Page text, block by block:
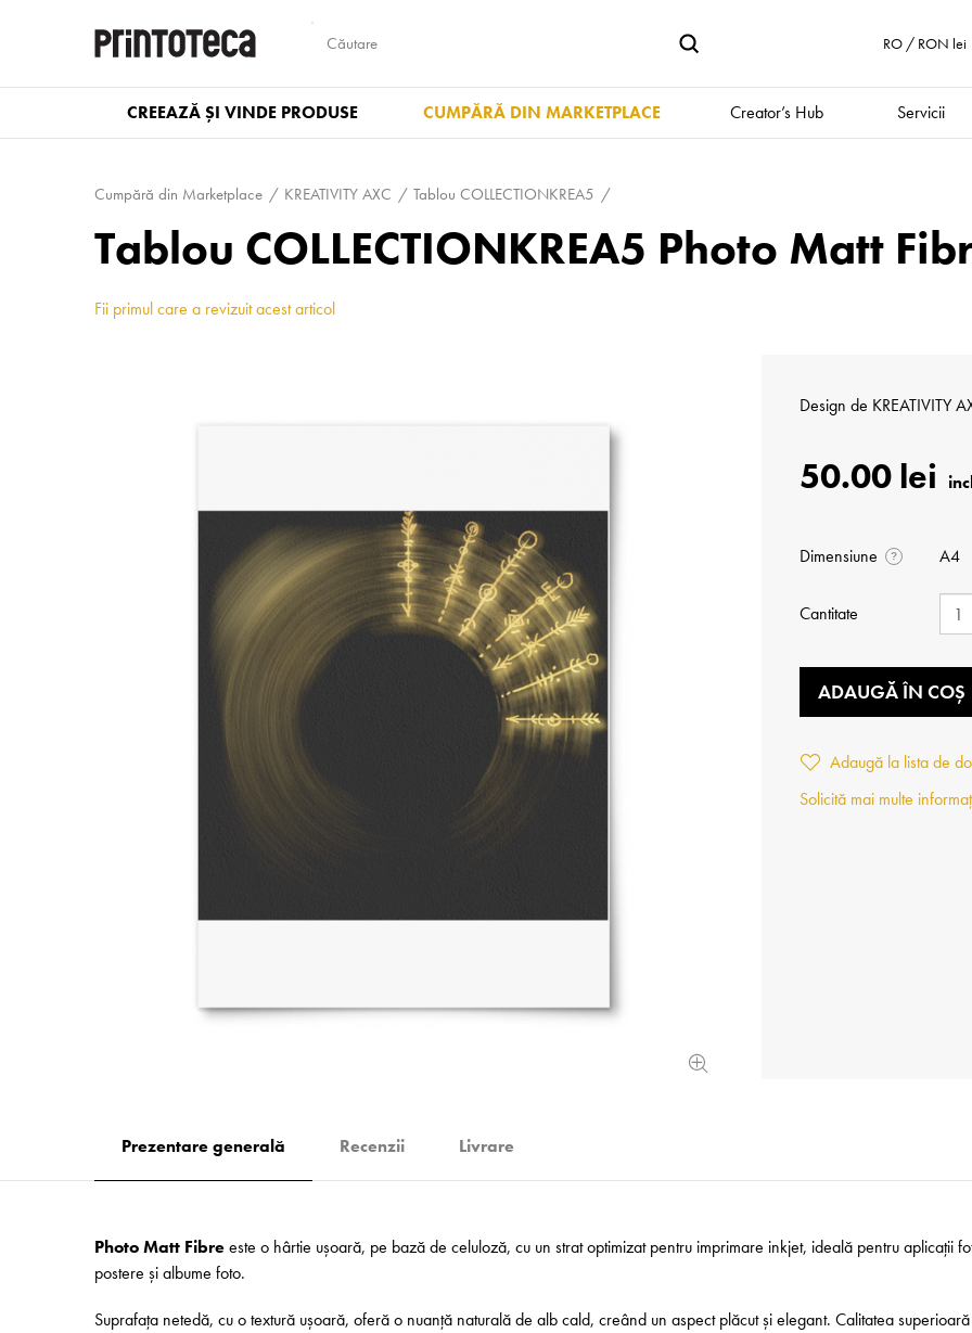
RO / RON lei
CREEAZĂ ȘI VINDE PRODUSE CUMPĂRĂ DIN MARKETPLACE Creator’s Hub Servicii
Cumpără din Marketplace KREATIVITY AXC Tablou COLLECTIONKREA5
Tablou COLLECTIONKREA5 Photo Matt
Fii primul care a revizuit acest articol
Design de KREATIVITY
50.00 lei
Dimensiune ? A4
Cantitate
ADAUGĂ ÎN COȘ
Adaugă la lista de
Solicită mai multe
Prezentare generală Recenzii Livrare
Photo Matt Fibreeste o hârtie ușoară, pe bază de celuloză, cu un strat optimizat pentru imprimare inkjet, ideală pentru aplicații
postere și albume foto.
Suprafața netedă, cu o textură ușoară, oferă o nuanță naturală de alb cald, creând un aspect plăcut și elegant. Calitatea